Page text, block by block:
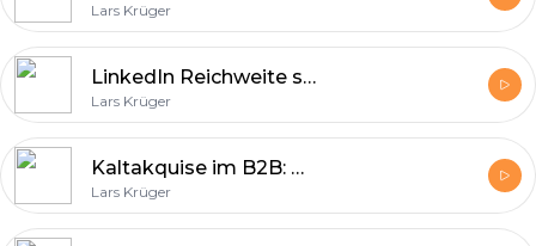
Lars Krüger
LinkedIn Reichweite steigern: Mit Viral-Content einfach sichtbar werden | #127
Lars Krüger
Kaltakquise im B2B: Warum du diesen Sales-Skill unbedingt brauchst | #126
Lars Krüger